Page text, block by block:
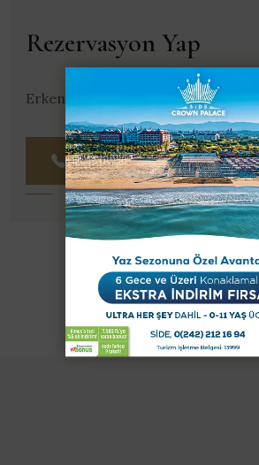
Rezervasyon Yap
Erken Rezervasyon fırsatını
0242 212 16 94